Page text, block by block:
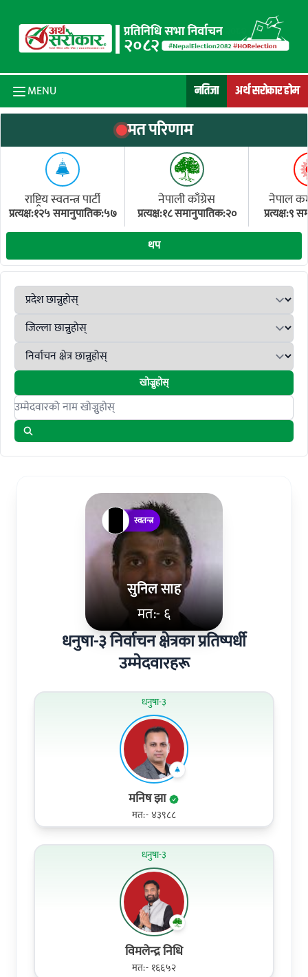
MENU नतिजा अर्थ सरोकार होम
मत परिणाम
राष्ट्रिय स्वतन्त्र पार्टी
प्रत्यक्ष:१२५ समानुपातिक:५७
नेपाली काँग्रेस
प्रत्यक्ष:१८ समानुपातिक:२०
नेपाल
प्रत्यक्ष:९
थप
खोज्नुहोस्
Search candidates
सुनिल साह
मत:- ६
स्वतन्त्र
धनुषा-३ निर्वाचन क्षेत्रका प्रतिष्पर्धी
उम्मेदवारहरू
धनुषा-३
मनिष झा
मत:- ४३९८८
धनुषा-३
विमलेन्द्र निधि
मत:- १६६५२